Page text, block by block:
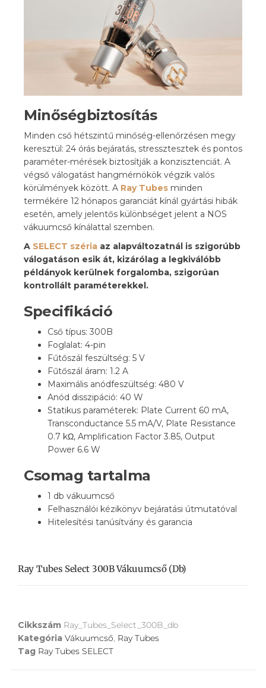
Minőségbiztosítás
Minden cső hétszintű minőség-ellenőrzésen megy
keresztül: 24 órás bejáratás, stressztesztek és pontos
paraméter-mérések biztosítják a konzisztenciát. A
végső válogatást hangmérnökök végzik valós
körülmények között. A Ray Tubes minden
termékére 12 hónapos garanciát kínál gyártási hibák
esetén, amely jelentős különbséget jelent a NOS
vákuumcső kínálattal szemben.
A SELECT széria az alapváltozatnál is szigorúbb
válogatáson esik át, kizárólag a legkiválóbb
példányok kerülnek forgalomba, szigorúan
kontrollált paraméterekkel.
Specifikáció
Cső típus: 300B
Foglalat: 4-pin
Fűtőszál feszültség: 5 V
Fűtőszál áram: 1.2 A
Maximális anódfeszültség: 480 V
Anód disszipáció: 40 W
Statikus paraméterek: Plate Current 60 mA,
Transconductance 5.5 mA/V, Plate Resistance
0.7 kΩ, Amplification Factor 3.85, Output
Power 6.6 W
Csomag tartalma
1 db vákuumcső
Felhasználói kézikönyv bejáratási útmutatóval
Hitelesítési tanúsítvány és garancia
Ray Tubes Select 300B Vákuumcső (db)
Cikkszám Ray_Tubes_Select_300B_db
Kategória Vákuumcső, Ray Tubes
Tag Ray Tubes SELECT